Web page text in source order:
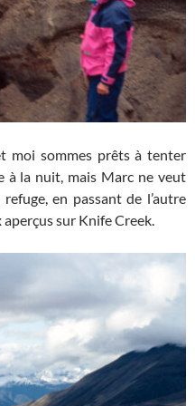
moi sommes prêts à tenter
à la nuit, mais Marc ne veut
en passant de l’autre
sur Knife Creek.